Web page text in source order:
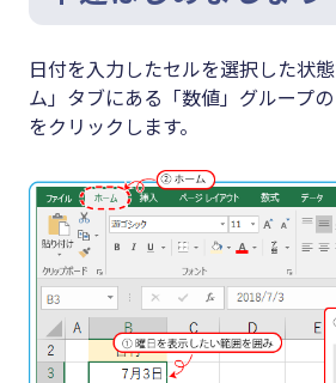
日付を入力したセルを選択した状
ム」タブにある「数値」グループ
をクリックします。